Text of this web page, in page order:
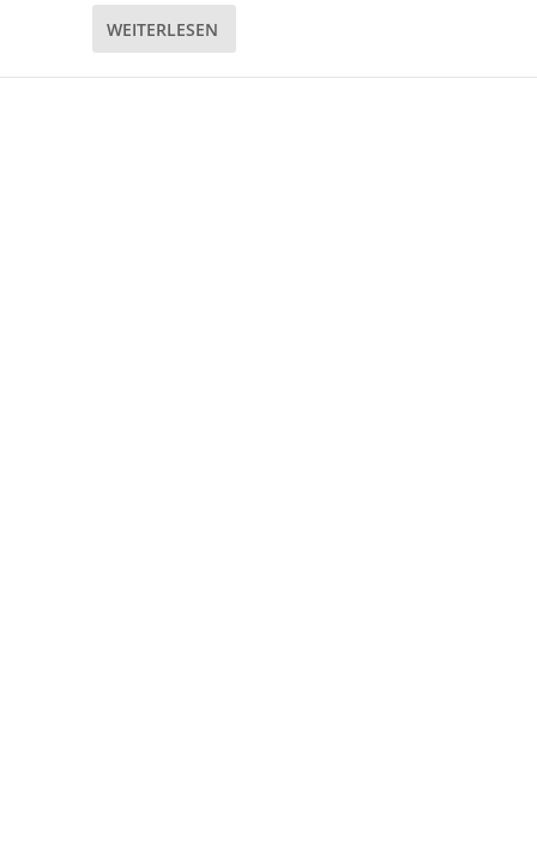
WEITERLESEN